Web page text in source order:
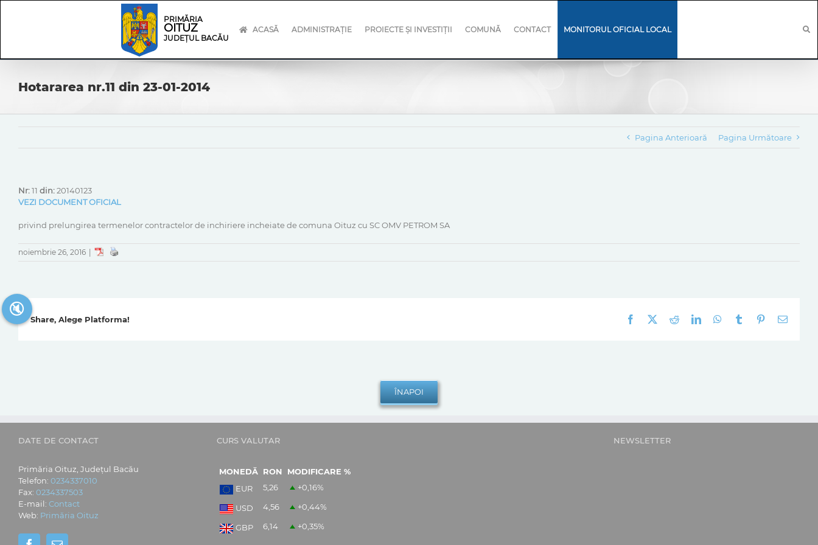
PRIMĂRIA
OITUZ
JUDEȚUL BACĂU
ACASĂ ADMINISTRAȚIE PROIECTE ȘI INVESTIȚII COMUNĂ CONTACT MONITORUL OFICIAL LOCAL
Hotararea nr.11 din 23-01-2014
Pagina Anterioară Pagina Următoare
Nr:11 din:20140123
VEZI DOCUMENT OFICIAL
privind prelungirea termenelor contractelor de inchiriere incheiate de comuna Oituz cu SC OMV PETROM SA
noiembrie 26, 2016
Share, Alege Platforma! Facebook RedditLinkedInWhatsApp
Tumblr Pinterest
E-
DATE DE CONTACT
Primăria Oituz, Județul Bacău
Telefon: 0234337010
Fax: 0234337503
E-mail: Contact
Web: Primăria Oituz
CURS VALUTAR
MONEDĂ RON
MODIFICARE %
EUR
5,26 +0,16%
USD 4,56 +0,44%
GBP 6,14 +0,35%
NEWSLETTER
🔇